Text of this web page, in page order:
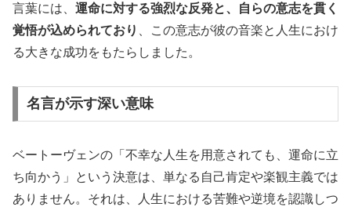
言葉には、 運命に対する強烈な反発と、自らの意志を貫く
覚悟が込められており
、この意志が彼の音楽と人生におけ
る大きな成功をもたらしました。
名言が示す深い意味
ベートーヴェンの「不幸な人生を用意されても、運命に立
ち向かう」という決意は、単なる自己肯定や楽観主義では
ありません。それは、人生における苦難や逆境を認識しつ